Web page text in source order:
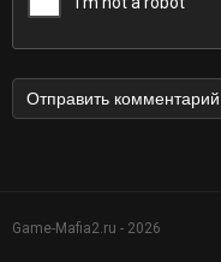
Game-Mafia2.ru - 2026